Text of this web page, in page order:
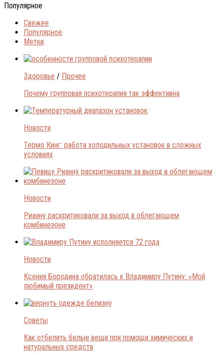
Популярное
Свежее
Популярное
Метки
Здоровье / Прочее
Почему групповая психотерапия так эффективна
Новости
Термо Кинг: работа холодильных установок в сложных
условиях
Новости
Рианну раскритиковали за выход в облегающем
комбинезоне
Новости
Ксения Бородина обратилась к Владимиру Путину: «Мой
любимый президент»
Советы
Как отбелить белые вещи при помощи химических и
натуральных средств